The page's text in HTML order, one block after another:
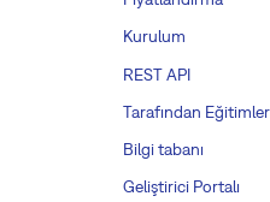
Kurulum
REST API
Tarafından Eğitimler
Bilgi tabanı
Geliştirici Portalı